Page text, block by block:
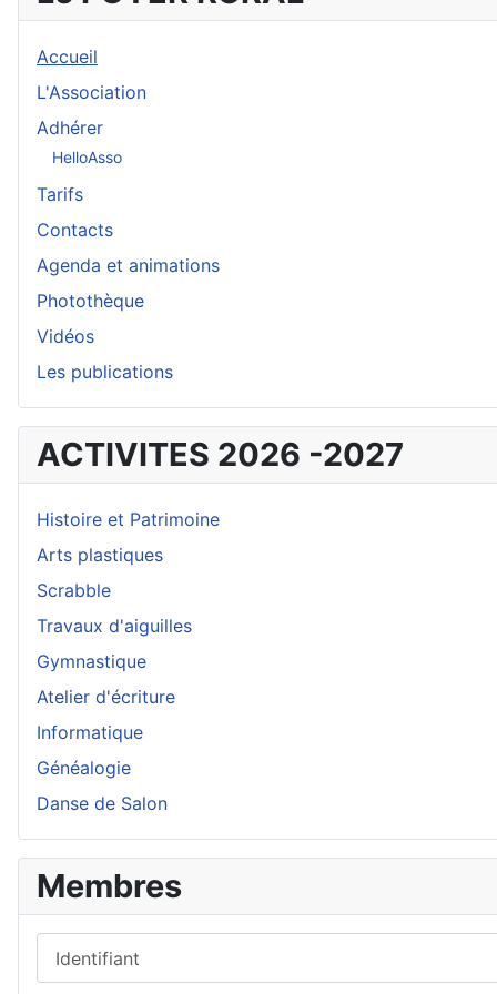
Accueil
L'Association
Adhérer
HelloAsso
Tarifs
Contacts
Agenda et animations
Photothèque
Vidéos
Les publications
ACTIVITES 2026 -2027
Histoire et Patrimoine
Arts plastiques
Scrabble
Travaux d'aiguilles
Gymnastique
Atelier d'écriture
Informatique
Généalogie
Danse de Salon
Membres